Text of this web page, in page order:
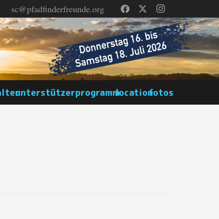
sc@pfadfinderfreunde.org
unterstützerprogrammlocationfotos